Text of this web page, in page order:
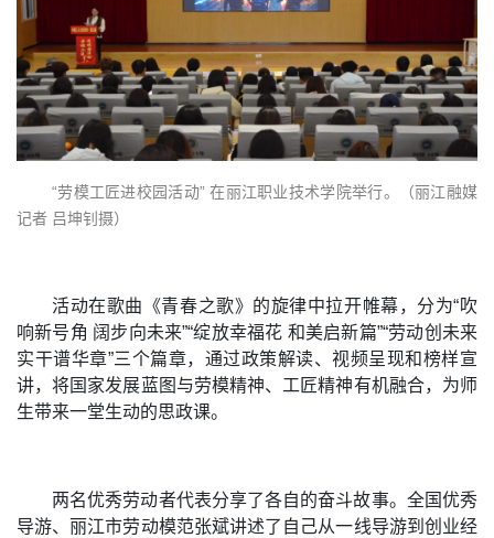
“劳模工匠进校园活动” 在丽江职业技术学院举行。（丽江融媒
记者 吕坤钊摄）
活动在歌曲《青春之歌》的旋律中拉开帷幕，分为“吹
响新号角 阔步向未来”“绽放幸福花 和美启新篇”“劳动创未来
实干谱华章”三个篇章，通过政策解读、视频呈现和榜样宣
讲，将国家发展蓝图与劳模精神、工匠精神有机融合，为师
生带来一堂生动的思政课。
两名优秀劳动者代表分享了各自的奋斗故事。全国优秀
导游、丽江市劳动模范张斌讲述了自己从一线导游到创业经